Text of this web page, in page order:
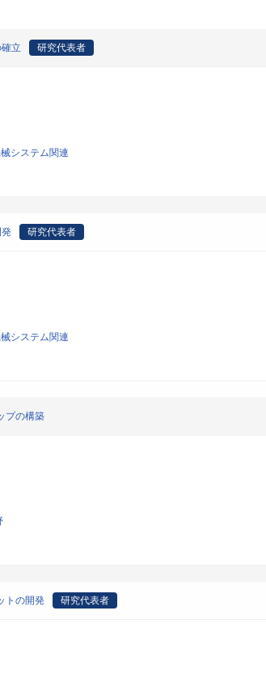
立 研究代表者
システム関連
研究代表者
システム関連
プの構築
トの開発 研究代表者